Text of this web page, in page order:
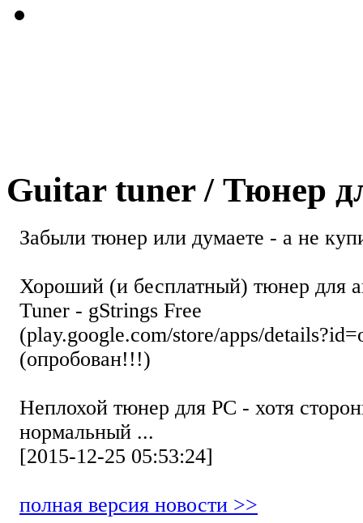
Guitar tuner / Тюнер
Забыли тюнер или думаете - а не
Хороший (и бесплатный) тюнер для
Tuner - gStrings Free
(play.google.com/store/apps/
(опробован!!!)
Неплохой тюнер для РС - хотя
нормальный ...
[2015-12-25 05:53:24]
полная версия новости >>